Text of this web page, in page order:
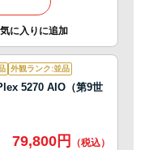
外観ランク:並品
5270 AIO（第9世
79,800円